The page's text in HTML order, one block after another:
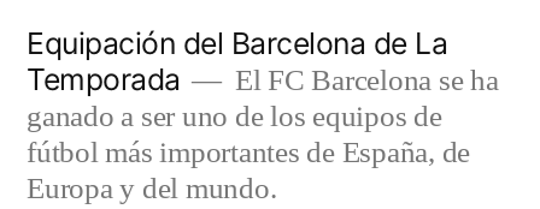
contenido
Equipación del Barcelona de La
Temporada
El FC Barcelona se ha
ganado a ser uno de los equipos de
fútbol más importantes de España, de
Europa y del mundo.